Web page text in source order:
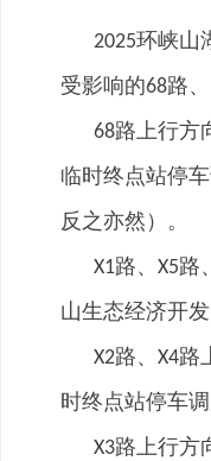
2025环峡山
受影响的68路、
68路上行方
临时终点站停
反之亦然）。
X1路、 X5路、
山生态经济开
X2路、 X4路
时终点站停车
X3路上行方